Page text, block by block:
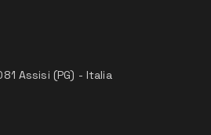
Assisi (PG) - Italia